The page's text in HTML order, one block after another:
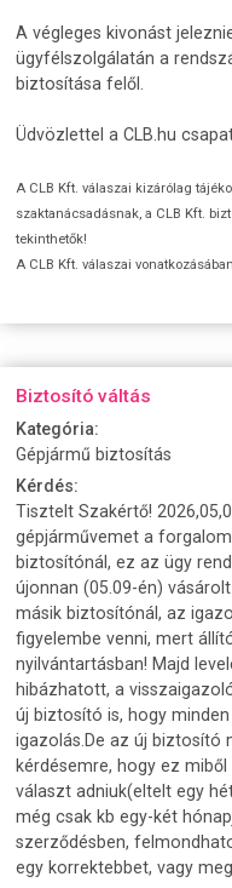
A végleges kivonást
ügyfélszolgálatán a
biztosítása felől.
Üdvözlettel a CLB.hu
A CLB Kft. válaszai kizárólag
szaktanácsadásnak, a CLB Kft.
tekinthetők!
A CLB Kft. válaszai
Biztosító váltás
Kategória:
Gépjármű biztosítás
Kérdés:
Tisztelt Szakértő!
gépjárművemet a
biztosítónál, ez az ügy
újonnan (05.09-én)
másik biztosítónál, az
figyelembe venni, mert
nyilvántartásban! Majd
hibázhatott, a
új biztosító is, hogy
igazolás.De az új biztosító
kérdésemre, hogy ez
választ adniuk(eltelt egy
még csak kb egy-két
szerződésben,
egy korrektebbet, vagy